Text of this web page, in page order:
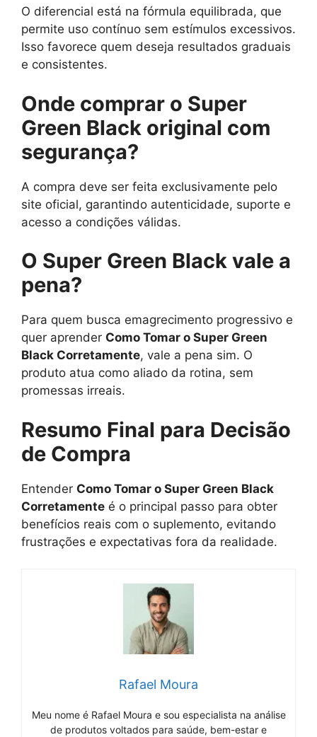
O diferencial está na fórmula equilibrada, que
permite uso contínuo sem estímulos excessivos.
Isso favorece quem deseja resultados graduais
e consistentes.
Onde comprar o Super
Green Black original com
segurança?
A compra deve ser feita exclusivamente pelo
site oficial, garantindo autenticidade, suporte e
acesso a condições válidas.
O Super Green Black vale a
pena?
Para quem busca emagrecimento progressivo e
quer aprender Como Tomar o Super Green
Black Corretamente, vale a pena sim. O
produto atua como aliado da rotina, sem
promessas irreais.
Resumo Final para Decisão
de Compra
Entender Como Tomar o Super Green Black
Corretamente é o principal passo para obter
benefícios reais com o suplemento, evitando
frustrações e expectativas fora da realidade.
Rafael Moura
Meu nome é Rafael Moura e sou especialista na análise
de produtos voltados para saúde, bem-estar e